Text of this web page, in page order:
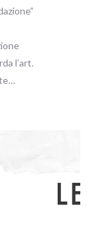
l’art.